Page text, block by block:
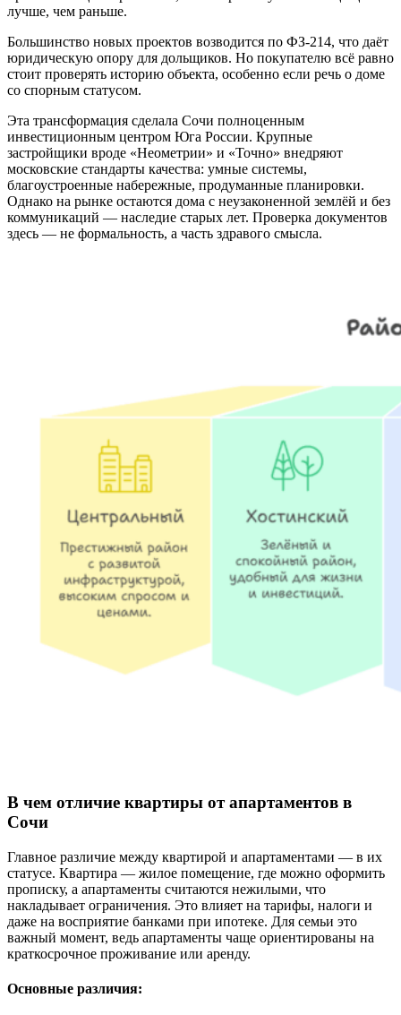
лучше, чем раньше.
Большинство новых проектов возводится по ФЗ-214, что даёт
юридическую опору для дольщиков. Но покупателю всё равно
стоит проверять историю объекта, особенно если речь о доме
со спорным статусом.
Эта трансформация сделала Сочи полноценным
инвестиционным центром Юга России. Крупные
застройщики вроде «Неометрии» и «Точно» внедряют
московские стандарты качества: умные системы,
благоустроенные набережные, продуманные планировки.
Однако на рынке остаются дома с неузаконенной землёй и без
коммуникаций — наследие старых лет. Проверка документов
здесь — не формальность, а часть здравого смысла.
В чем отличие квартиры от апартаментов в
Сочи
Главное различие между квартирой и апартаментами — в их
статусе. Квартира — жилое помещение, где можно оформить
прописку, а апартаменты считаются нежилыми, что
накладывает ограничения. Это влияет на тарифы, налоги и
даже на восприятие банками при ипотеке. Для семьи это
важный момент, ведь апартаменты чаще ориентированы на
краткосрочное проживание или аренду.
Основные различия: